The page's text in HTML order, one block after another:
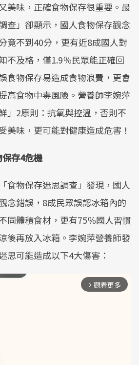
美味，正確食物保存很重要。最
查」卻顯示，國人食物保存觀念
竟不到40分，更有近8成國人對
不及格，僅1.9％民眾能正確回
食物保存易造成食物浪費，更會
高食物中毒風險。營養師李婉萍
」2原則：抗氧與控溫，否則不
美味，更可能對健康造成危害！
存4危機
食物保存迷思調查」發現，國人
念錯誤，8成民眾誤認冰箱內的
同體積食材，更有75％國人習慣
後再放入冰箱。李婉萍營養師發
思可能造成以下4大傷害：
arrow_forward_ios 觀看更多